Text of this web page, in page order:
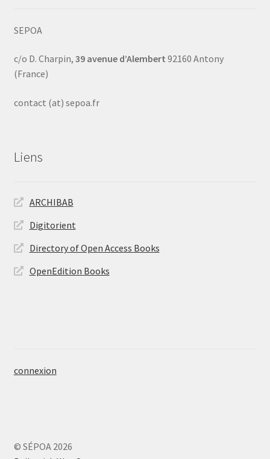
SEPOA
c/o D. Charpin, 39 avenue d’Alembert 92160 Antony
(France)
contact (at) sepoa.fr
Liens
ARCHIBAB
Digitorient
Directory of Open Access Books
OpenEdition Books
connexion
© SÉPOA 2026